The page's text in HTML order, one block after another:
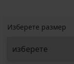
Изберете размер